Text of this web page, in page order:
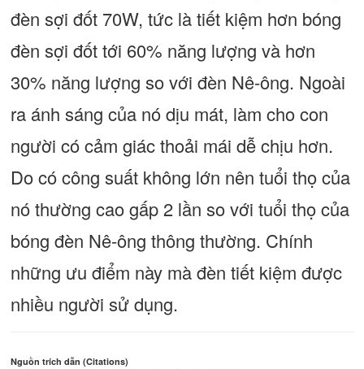
đèn sợi đốt 70W, tức là tiết kiệm hơn bóng
đèn sợi đốt tới 60% năng lượng và hơn
30% năng lượng so với đèn Nê-ông. Ngoài
ra ánh sáng của nó dịu mát, làm cho con
người có cảm giác thoải mái dễ chịu hơn.
Do có công suất không lớn nên tuổi thọ của
nó thường cao gấp 2 lần so với tuổi thọ của
bóng đèn Nê-ông thông thường. Chính
những ưu điểm này mà đèn tiết kiệm được
nhiều người sử dụng.
Nguồn trích dẫn (Citations)